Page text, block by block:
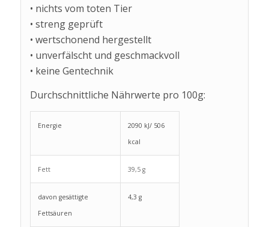
• nichts vom toten Tier
• streng geprüft
• wertschonend hergestellt
• unverfälscht und geschmackvoll
• keine Gentechnik
Durchschnittliche Nährwerte pro 100g:
Energie
2090 kJ/ 506
kcal
Fett 39,5 g
davon gesättigte
Fettsäuren
4,3 g